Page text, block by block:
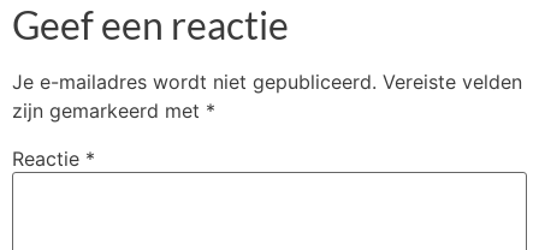
Geef een reactie
Je e-mailadres wordt niet gepubliceerd. Vereiste velden
zijn gemarkeerd met *
Reactie *